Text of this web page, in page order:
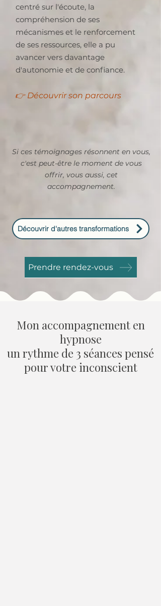
centré sur l'écoute, la
compréhension de ses
mécanismes et le renforcement
de ses ressources, elle a pu
avancer vers davantage
d'autonomie et de confiance.
👉 Découvrir son parcours
Si ces témoignages résonnent en vous,
c'est peut-être le moment de vous
offrir, vous aussi, cet
accompagnement.
Découvrir d'autres transformations
Prendre rendez-vous
Mon accompagnement en
hypnose
un rythme de 3 séances pensé
pour votre inconscient